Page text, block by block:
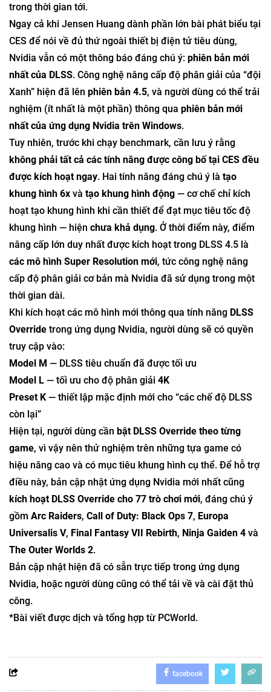
trong thời gian tới.
Ngay cả khi Jensen Huang dành phần lớn bài phát biểu tại
CES để nói về đủ thứ ngoài thiết bị điện tử tiêu dùng,
Nvidia vẫn có một thông báo đáng chú ý: phiên bản mới
nhất của DLSS. Công nghệ nâng cấp độ phân giải của “đội
Xanh” hiện đã lên phiên bản 4.5, và người dùng có thể trải
nghiệm (ít nhất là một phần) thông qua phiên bản mới
nhất của ứng dụng Nvidia trên Windows.
Tuy nhiên, trước khi chạy benchmark, cần lưu ý rằng
không phải tất cả các tính năng được công bố tại CES đều
được kích hoạt ngay. Hai tính năng đáng chú ý là tạo
khung hình 6x và tạo khung hình động — cơ chế chỉ kích
hoạt tạo khung hình khi cần thiết để đạt mục tiêu tốc độ
khung hình — hiện chưa khả dụng. Ở thời điểm này, điểm
nâng cấp lớn duy nhất được kích hoạt trong DLSS 4.5 là
các mô hình Super Resolution mới, tức công nghệ nâng
cấp độ phân giải cơ bản mà Nvidia đã sử dụng trong một
thời gian dài.
Khi kích hoạt các mô hình mới thông qua tính năng DLSS
Override trong ứng dụng Nvidia, người dùng sẽ có quyền
truy cập vào:
Model M — DLSS tiêu chuẩn đã được tối ưu
Model L — tối ưu cho độ phân giải 4K
Preset K — thiết lập mặc định mới cho “các chế độ DLSS
còn lại”
Hiện tại, người dùng cần bật DLSS Override theo từng
game, vì vậy nên thử nghiệm trên những tựa game có
hiệu năng cao và có mục tiêu khung hình cụ thể. Để hỗ trợ
điều này, bản cập nhật ứng dụng Nvidia mới nhất cũng
kích hoạt DLSS Override cho 77 trò chơi mới, đáng chú ý
gồm Arc Raiders, Call of Duty: Black Ops 7, Europa
Universalis V, Final Fantasy VII Rebirth, Ninja Gaiden 4 và
The Outer Worlds 2.
Bản cập nhật hiện đã có sẵn trực tiếp trong ứng dụng
Nvidia, hoặc người dùng cũng có thể tải về và cài đặt thủ
công.
*Bài viết được dịch và tổng hợp từ PCWorld.
facebook